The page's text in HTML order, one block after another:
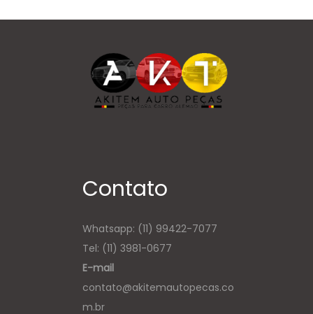
Contato
Whatsapp: (11) 99422-7077
Tel: (11) 3981-0677
E-mail
contato@akitemautopecas.co
m.br